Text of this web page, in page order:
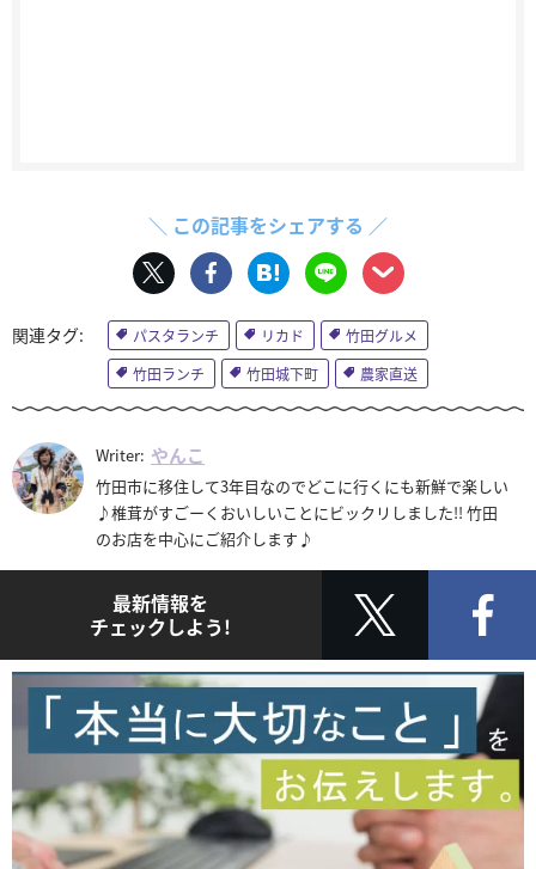
＼ この記事をシェアする ／
パスタランチ リカド
竹田グルメ
竹田ランチ
竹田城下町 農家直送
Writer: やんこ
竹田市に移住して3年目なのでどこに行くにも新鮮で楽しい
♪椎茸がすごーくおいしいことにビックリしました!! 竹田
のお店を中心にご紹介します♪
最新情報を
チェックしよう!